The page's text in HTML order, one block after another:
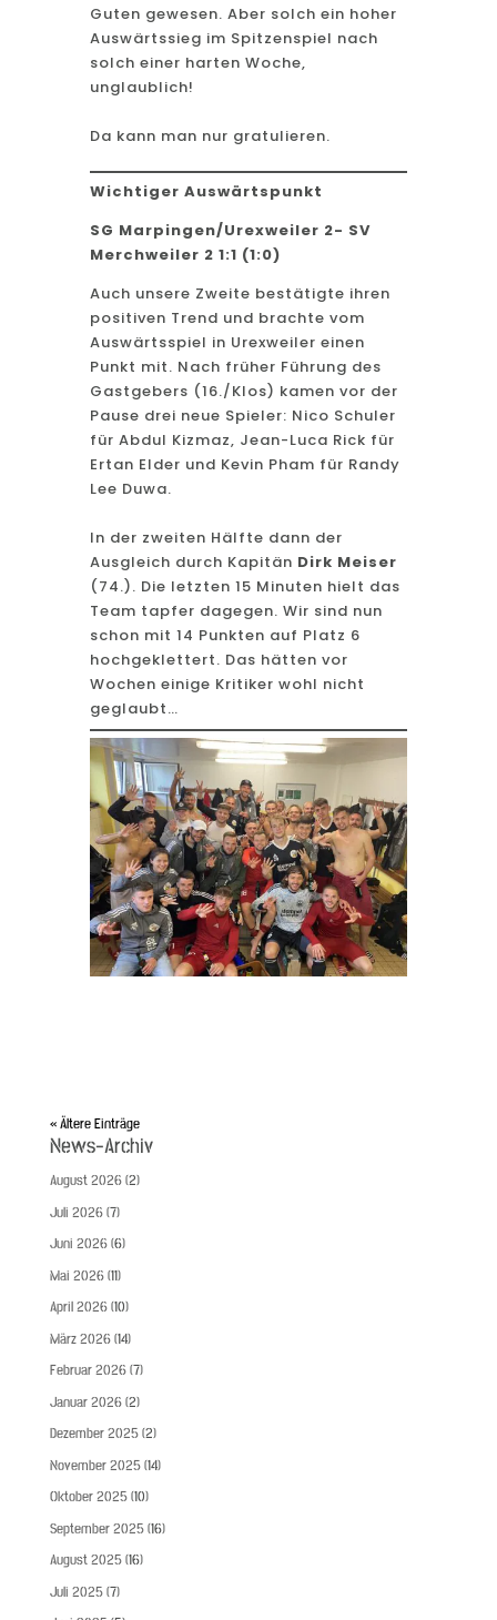
Guten gewesen. Aber solch ein hoher
Auswärtssieg im Spitzenspiel nach
solch einer harten Woche,
unglaublich!
Da kann man nur gratulieren.
Wichtiger Auswärtspunkt
SG Marpingen/Urexweiler 2- SV
Merchweiler 2 1:1 (1:0)
Auch unsere Zweite bestätigte ihren
positiven Trend und brachte vom
Auswärtsspiel in Urexweiler einen
Punkt mit. Nach früher Führung des
Gastgebers (16./Klos) kamen vor der
Pause drei neue Spieler: Nico Schuler
für Abdul Kizmaz, Jean-Luca Rick für
Ertan Elder und Kevin Pham für Randy
Lee Duwa.
In der zweiten Hälfte dann der
Ausgleich durch Kapitän Dirk Meiser
(74.). Die letzten 15 Minuten hielt das
Team tapfer dagegen. Wir sind nun
schon mit 14 Punkten auf Platz 6
hochgeklettert. Das hätten vor
Wochen einige Kritiker wohl nicht
geglaubt…
« Ältere Einträge
News-Archiv
August 2026(2)
Juli 2026(7)
Juni 2026(6)
Mai 2026(11)
April 2026(10)
März 2026(14)
Februar 2026(7)
Januar 2026(2)
Dezember 2025(2)
November 2025(14)
Oktober 2025(10)
September 2025(16)
August 2025(16)
Juli 2025(7)